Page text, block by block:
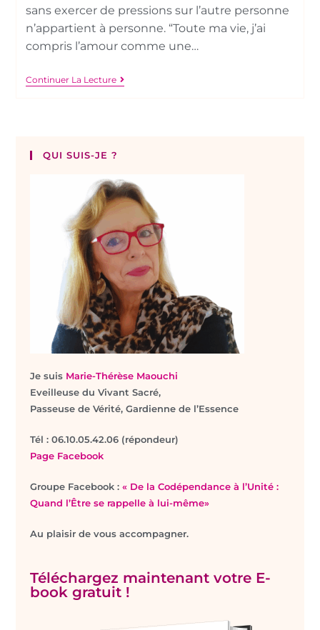
sans exercer de pressions sur l’autre personne
n’appartient à personne. “Toute ma vie, j’ai
compris l’amour comme une…
Continuer La Lecture
QUI SUIS-JE ?
Je suis Marie-Thérèse Maouchi
Eveilleuse du Vivant Sacré,
Passeuse de Vérité, Gardienne de l’Essence
Tél : 06.10.05.42.06 (répondeur)
Page Facebook
Groupe Facebook :« De la Codépendance à l’Unité :
Quand l’Être se rappelle à lui-même»
Au plaisir de vous accompagner.
Téléchargez maintenant votre E-
book gratuit !